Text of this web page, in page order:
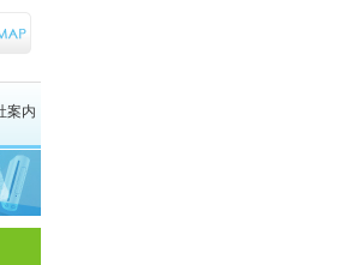
案内